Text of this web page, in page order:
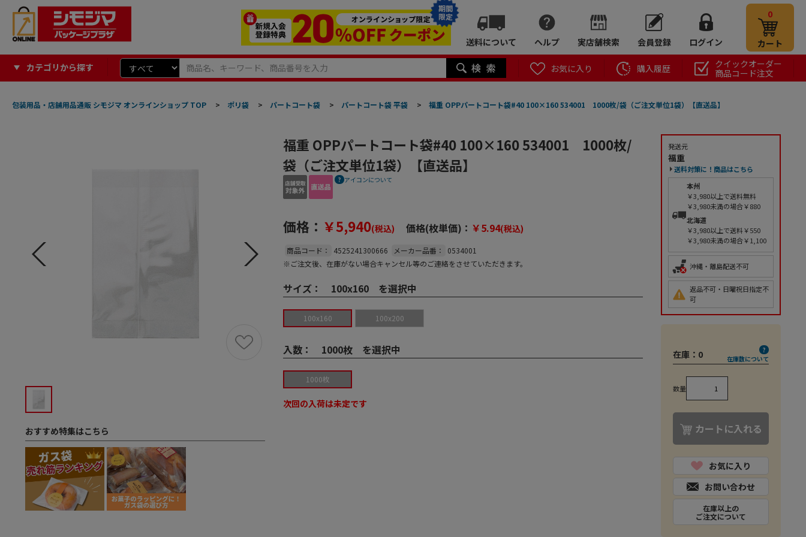
期間
限定
送料について ヘルプ 実店舗検索 会員登録 ログイン
0
カート
カテゴリから探す お気に入り 購入履歴
クイックオーダー
商品コード注文
包装用品・店舗用品通販 シモジマ オンラインショップ TOP > ポリ袋 > パートコート袋 > パートコート袋 平袋 > 福重 OPPパートコート袋#40 100×160 534001 1000枚/袋（ご注文単位1袋）【直送品】
おすすめ特集はこちら
福重 OPPパートコート袋#40 100×160 534001 1000枚/
袋（ご注文単位1袋）【直送品】
アイコンについて
価格： ￥5,940(税込) 価格(枚単価)： ￥5.94(税込)
商品コード： 4525241300666 メーカー品番：
0534001
※ご注文後、在庫がない場合キャンセル等のご連絡をさせていただきます。
サイズ： 100x160 を選択中
100x160 100x200
入数： 1000枚 を選択中
1000枚
次回の入荷は未定です
発送元
福重
送料対策に！商品はこちら
本州
￥3,980以上で送料無料
￥3,980未満の場合￥880
北海道
￥3,980以上で送料￥550
￥3,980未満の場合￥1,100
沖縄・離島配送不可
返品不可・日曜祝日指定不
可
在庫： 0 在庫数について
数量
カートに入れる
お気に入り
お問い合わせ
在庫以上の
ご注文について